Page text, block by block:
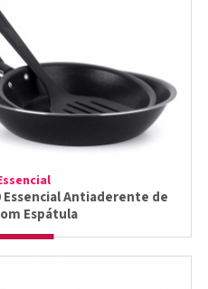
Antiaderente de
Espátula